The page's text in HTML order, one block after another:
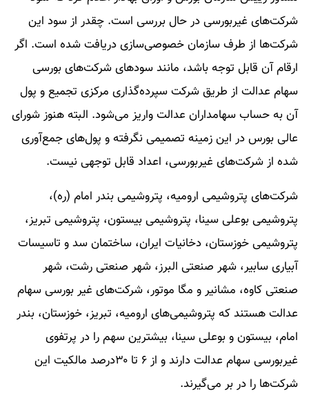
شرکت‌های غیربورسی در حال بررسی است. چقدر از سود این
شرکت‌ها از طرف سازمان خصوصی‌سازی دریافت شده است. اگر
ارقام آن قابل توجه باشد، مانند سود‌های شرکت‌های بورسی
سهام عدالت از طریق شرکت سپرده‌گذاری مرکزی تجمیع و پول
آن به حساب سهامداران عدالت واریز می‌شود. البته هنوز شورای
عالی بورس در این زمینه تصمیمی نگرفته و پول‌های جمع‌آوری
شده از شرکت‌های غیربورسی، اعداد قابل توجهی نیست.
شرکت‌های پتروشیمی ارومیه، پتروشیمی بندر امام (ره)،
پتروشیمی بوعلی سینا، پتروشیمی بیستون، پتروشیمی تبریز،
پتروشیمی خوزستان، دخانیات ایران، ساختمان سد و تاسیسات
آبیاری سابیر، شهر صنعتی البرز، شهر صنعتی رشت، شهر
صنعتی کاوه، مشانیر و مگا موتور، شرکت‌های غیر بورسی سهام
عدالت هستند که پتروشیمی‌های ارومیه، تبریز، خوزستان، بندر
امام، بیستون و بوعلی سینا، بیشترین سهم را در پرتفوی
غیربورسی سهام عدالت دارند و از ۶ تا ۳۰درصد مالکیت این
شرکت‌ها را در بر می‌گیرند.